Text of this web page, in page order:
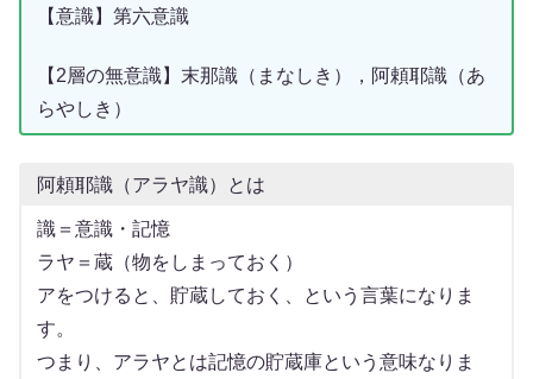
【意識】第六意識
【2層の無意識】末那識（まなしき），阿頼耶識（あ
らやしき）
阿頼耶識（アラヤ識）とは
識＝意識・記憶
ラヤ＝蔵（物をしまっておく）
アをつけると、貯蔵しておく、という言葉になりま
す。
つまり、アラヤとは記憶の貯蔵庫という意味なりま